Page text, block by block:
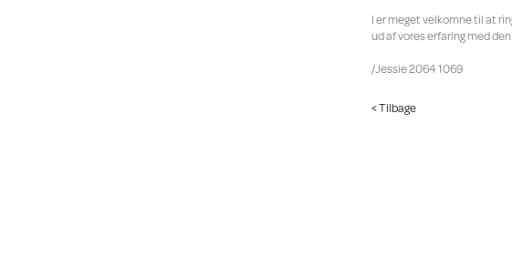
I er meget velkomne til at
ud af vores erfaring med
/Jessie 2064 1069
< Tilbage